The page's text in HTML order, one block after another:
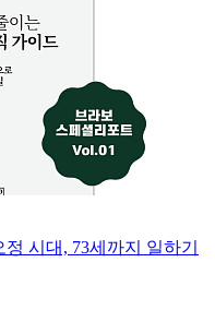
시대, 73세까지 일하기